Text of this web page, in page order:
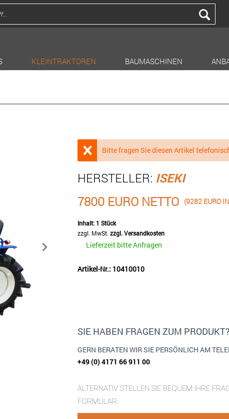
KLEINTRAKTOREN BAUMASCHINEN
Bitte fragen Sie diesen Artikel
HERSTELLER: ISEKI
7800 EURO NETTO (9282 EURO
Inhalt: 1 Stück
zzgl. MwSt.zzgl. Versandkosten
Lieferzeit bitte Anfragen
Artikel-Nr.: 10410010
SIE HABEN FRAGEN ZUM PRODUKT?
GERN BERATEN WIR SIE PERSÖNLICH AM
+49 (0) 4171 66 911 00
ALTERNATIV STELLEN SIE BEQUEM IHRE
FORMULAR